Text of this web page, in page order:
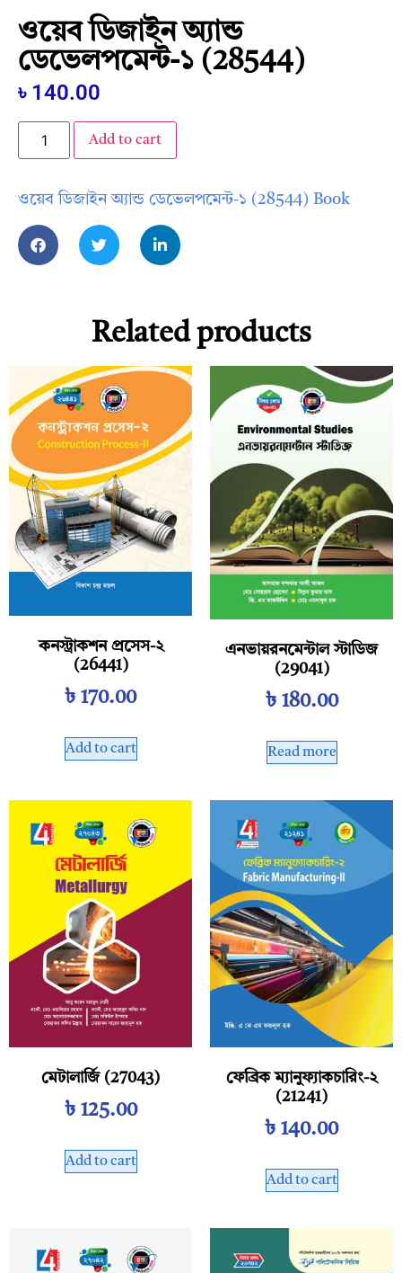
ওয়েব ডিজাইন অ্যান্ড
ডেভেলপমেন্ট-১ (28544)
৳ 140.00
Add to cart
ওয়েব ডিজাইন অ্যান্ড ডেভেলপমেন্ট-১ (28544) Book
Related products
কনস্ট্রাকশন প্রসেস-২
(26441)
৳ 170.00
Add to cart
এনভায়রনমেন্টাল স্টাডিজ
(29041)
৳ 180.00
Read more
মেটালার্জি (27043)
৳ 125.00
Add to cart
ফেব্রিক ম্যানুফ্যাকচারিং-২
(21241)
৳ 140.00
Add to cart